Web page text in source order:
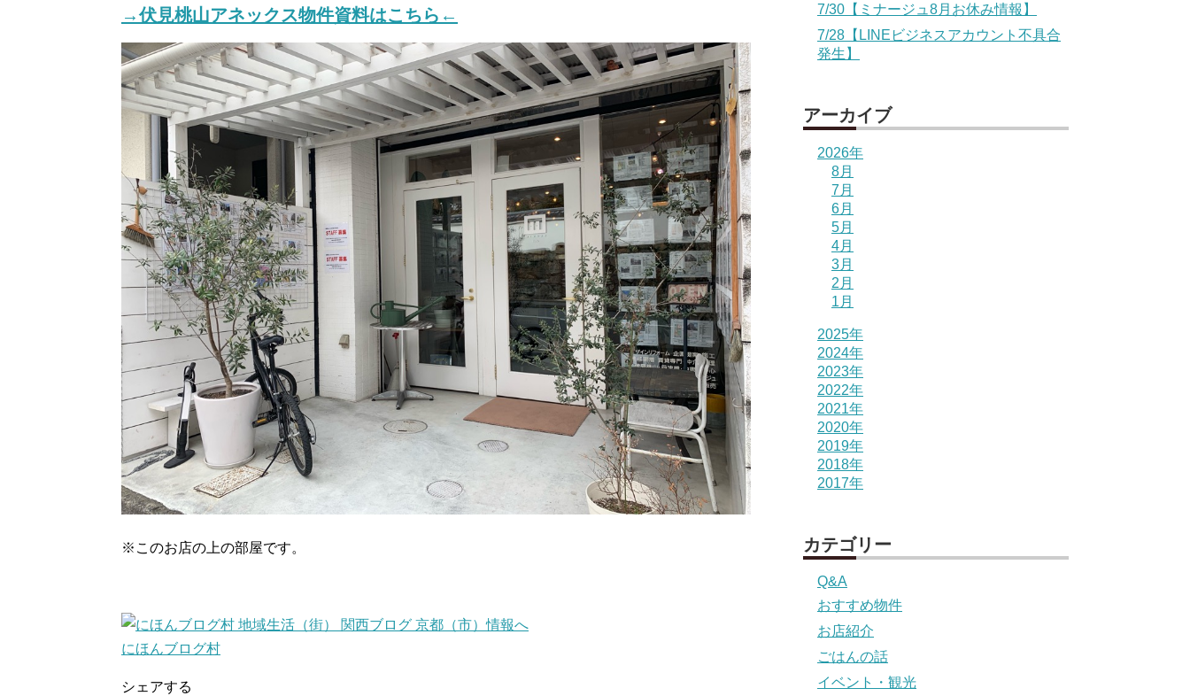
→伏見桃山アネックス物件資料はこちら←
※このお店の上の部屋です。
にほんブログ村
シェアする
7/30【ミナージュ8月お休み情報】
7/28【LINEビジネスアカウント不具合
発生】
アーカイブ
2026年
8月
7月
6月
5月
4月
3月
2月
1月
2025年
2024年
2023年
2022年
2021年
2020年
2019年
2018年
2017年
カテゴリー
Q&A
おすすめ物件
お店紹介
ごはんの話
イベント・観光